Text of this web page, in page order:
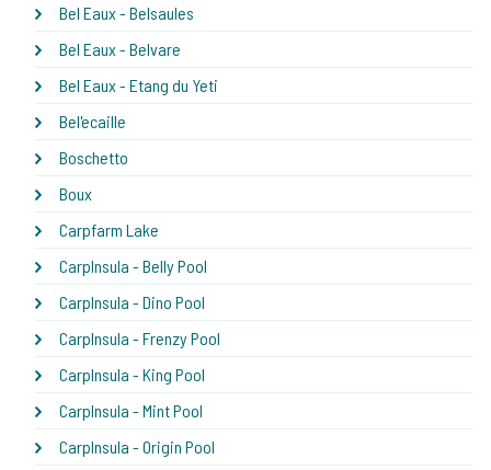
Bel Eaux - Belsaules
Bel Eaux - Belvare
Bel Eaux - Etang du Yeti
Bel'ecaille
Boschetto
Boux
Carpfarm Lake
CarpInsula - Belly Pool
CarpInsula - Dino Pool
CarpInsula - Frenzy Pool
CarpInsula - King Pool
CarpInsula - Mint Pool
CarpInsula - Origin Pool